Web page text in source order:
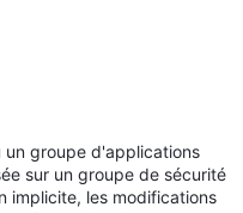
un groupe d'applications
sur un groupe de sécurité
implicite, les modifications